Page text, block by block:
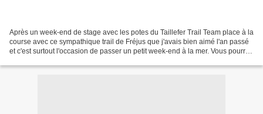
Après un week-end de stage avec les potes du Taillefer Trail Team place à la
course avec ce sympathique trail de Fréjus que j'avais bien aimé l'an passé
et c'est surtout l'occasion de passer un petit week-end à la mer. Vous pourrez